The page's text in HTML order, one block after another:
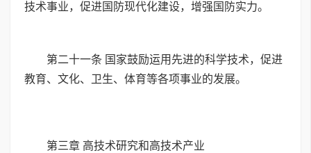
技术事业，促进国防现代化建设，增强国防实力。
第二十一条 国家鼓励运用先进的科学技术，促进
教育、文化、卫生、体育等各项事业的发展。
第三章 高技术研究和高技术产业